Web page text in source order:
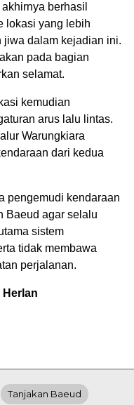
berhasil
lokasi yang lebih
jiwa dalam kejadian ini.
pada bagian
selamat.
kemudian
arus lalu lintas.
Warungkiara
dari kedua
pengemudi kendaraan
Baeud agar selalu
sistem
tidak membawa
perjalanan.
Herlan
Tanjakan Baeud